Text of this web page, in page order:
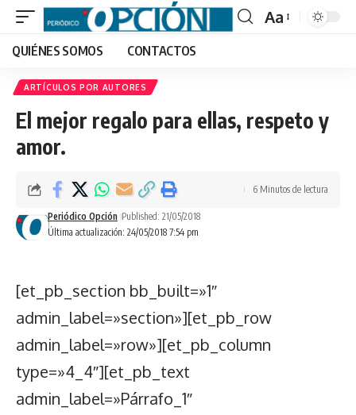
Font
Aa
QUIÉNES SOMOS CONTACTOS
ARTÍCULOS POR AUTORES
El mejor regalo para ellas, respeto y
amor.
Última actualización: 24/05/2018 7:54 pm
Periódico Opción Published: 21/05/2018
6 Minutos de lectura
[et_pb_section bb_built=»1″
admin_label=»section»][et_pb_row
admin_label=»row»][et_pb_column
type=»4_4″][et_pb_text
admin_label=»Párrafo_1″